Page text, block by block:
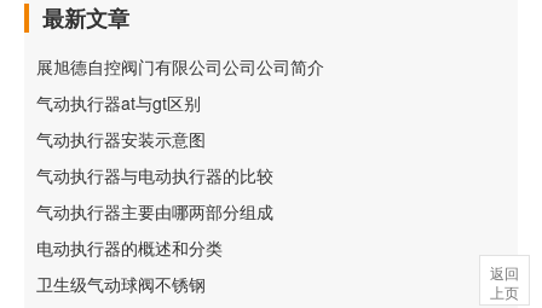
最新文章
展旭德自控阀门有限公司公司公司简介
气动执行器at与gt区别
气动执行器安装示意图
气动执行器与电动执行器的比较
气动执行器主要由哪两部分组成
电动执行器的概述和分类
卫生级气动球阀不锈钢
返回
上页